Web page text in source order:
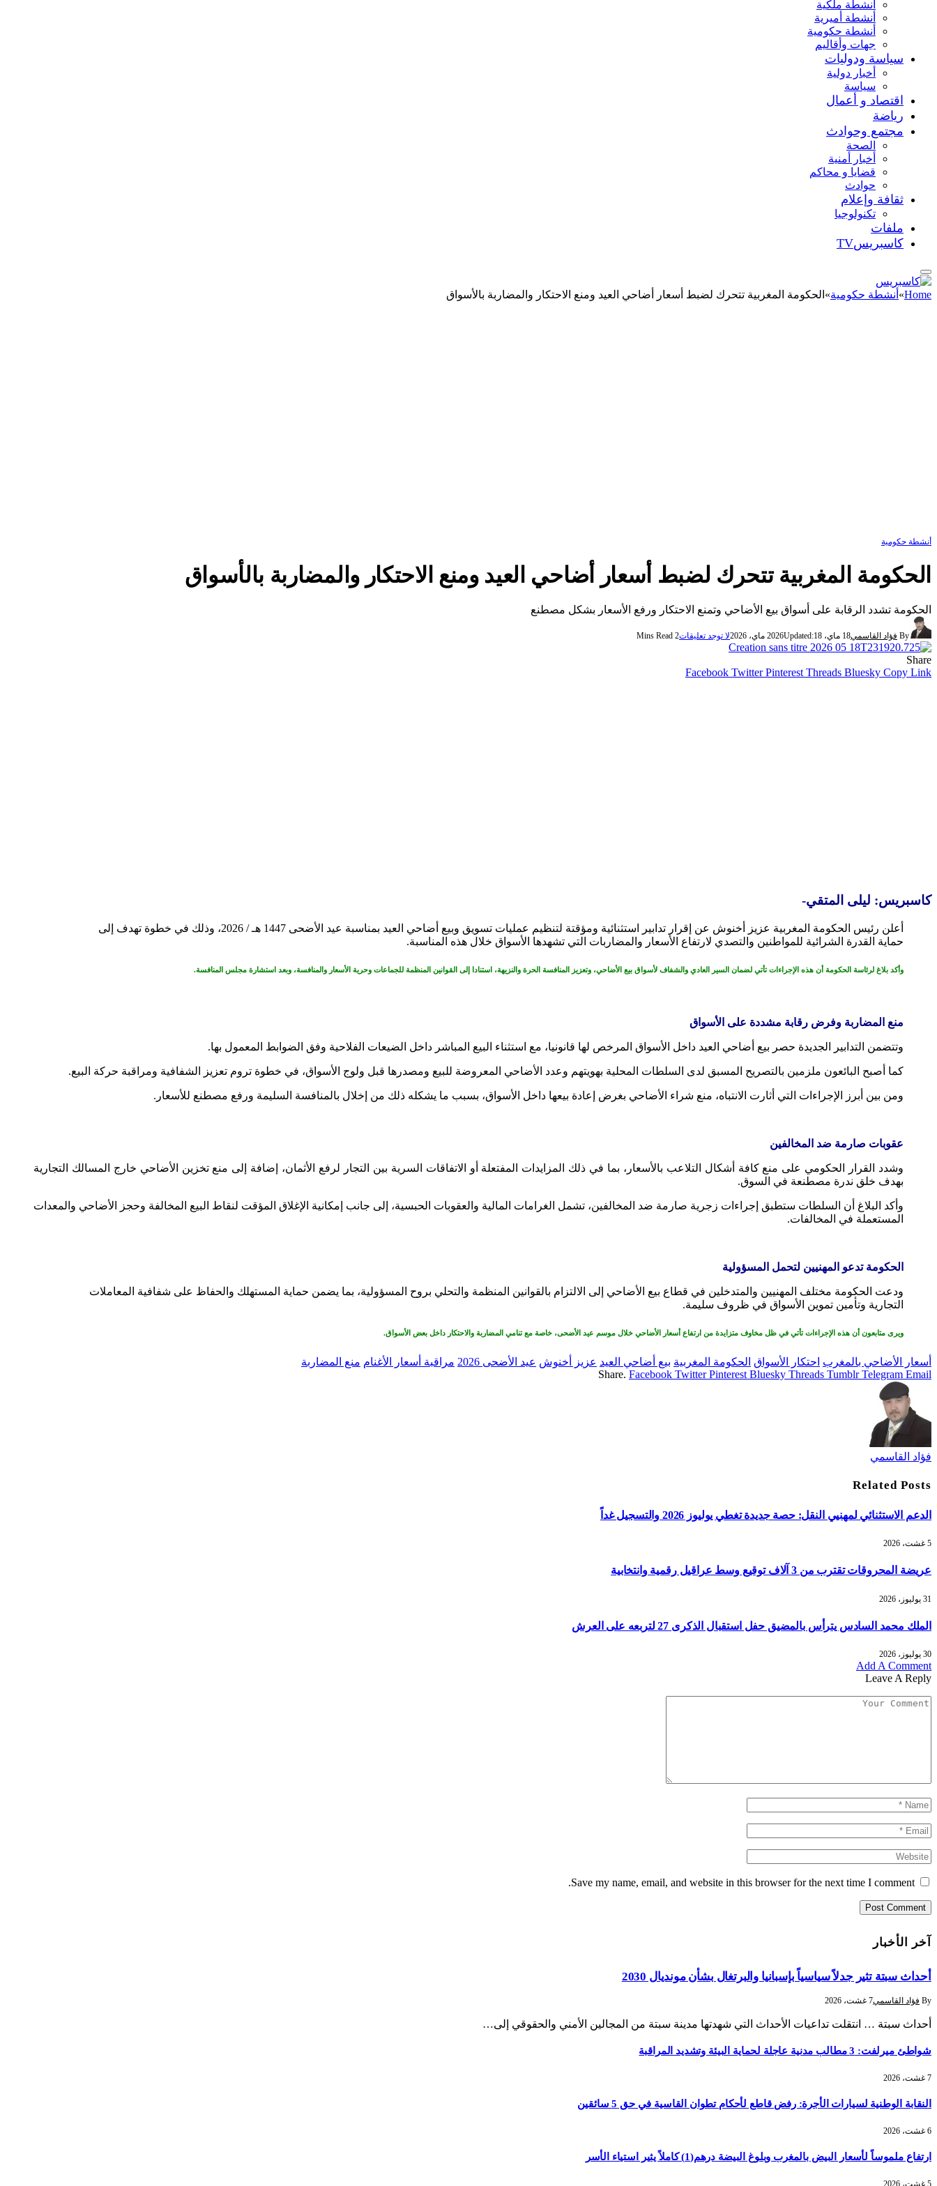
أنشطة ملكية
أنشطة أميرية
أنشطة حكومية
جهات وأقاليم
سياسة ودوليات
أخبار دولية
سياسة
اقتصاد و أعمال
رياضة
مجتمع وحوادث
الصحة
أخبار أمنية
قضايا و محاكم
حوادث
ثقافة وإعلام
تكنولوجيا
ملفات
كاسبريسTV
Home
» أنشطة حكومية» الحكومة المغربية تتحرك لضبط أسعار أضاحي العيد ومنع الاحتكار والمضاربة بالأسواق
أنشطة حكومية
الحكومة المغربية تتحرك لضبط أسعار أضاحي العيد ومنع الاحتكار والمضاربة بالأسواق
الحكومة تشدد الرقابة على أسواق بيع الأضاحي وتمنع الاحتكار ورفع الأسعار بشكل مصطنع
By فؤاد القاسمي18 ماي، 2026 Updated:18 ماي، 2026 لا توجد تعليقات2 Mins Read
Share
Facebook Twitter Pinterest Threads Bluesky Copy Link
كاسبريس: ليلى المتقي-
أعلن رئيس الحكومة المغربية عزيز أخنوش عن إقرار تدابير استثنائية ومؤقتة لتنظيم عمليات تسويق وبيع أضاحي العيد بمناسبة عيد الأضحى 1447 هـ / 2026، وذلك في خطوة تهدف إلى
حماية القدرة الشرائية للمواطنين والتصدي لارتفاع الأسعار والمضاربات التي تشهدها الأسواق خلال هذه المناسبة.
وأكد بلاغ لرئاسة الحكومة أن هذه الإجراءات تأتي لضمان السير العادي والشفاف لأسواق بيع الأضاحي، وتعزيز المنافسة الحرة والنزيهة، استنادا إلى القوانين المنظمة للجماعات وحرية الأسعار والمنافسة، وبعد استشارة مجلس المنافسة.
منع المضاربة وفرض رقابة مشددة على الأسواق
وتتضمن التدابير الجديدة حصر بيع أضاحي العيد داخل الأسواق المرخص لها قانونيا، مع استثناء البيع المباشر داخل الضيعات الفلاحية وفق الضوابط المعمول بها.
كما أصبح البائعون ملزمين بالتصريح المسبق لدى السلطات المحلية بهويتهم وعدد الأضاحي المعروضة للبيع ومصدرها قبل ولوج الأسواق، في خطوة تروم تعزيز الشفافية ومراقبة حركة البيع.
ومن بين أبرز الإجراءات التي أثارت الانتباه، منع شراء الأضاحي بغرض إعادة بيعها داخل الأسواق، بسبب ما يشكله ذلك من إخلال بالمنافسة السليمة ورفع مصطنع للأسعار.
عقوبات صارمة ضد المخالفين
وشدد القرار الحكومي على منع كافة أشكال التلاعب بالأسعار، بما في ذلك المزايدات المفتعلة أو الاتفاقات السرية بين التجار لرفع الأثمان، إضافة إلى منع تخزين الأضاحي خارج المسالك التجارية
بهدف خلق ندرة مصطنعة في السوق.
وأكد البلاغ أن السلطات ستطبق إجراءات زجرية صارمة ضد المخالفين، تشمل الغرامات المالية والعقوبات الحبسية، إلى جانب إمكانية الإغلاق المؤقت لنقاط البيع المخالفة وحجز الأضاحي والمعدات
المستعملة في المخالفات.
الحكومة تدعو المهنيين لتحمل المسؤولية
ودعت الحكومة مختلف المهنيين والمتدخلين في قطاع بيع الأضاحي إلى الالتزام بالقوانين المنظمة والتحلي بروح المسؤولية، بما يضمن حماية المستهلك والحفاظ على شفافية المعاملات
التجارية وتأمين تموين الأسواق في ظروف سليمة.
ويرى متابعون أن هذه الإجراءات تأتي في ظل مخاوف متزايدة من ارتفاع أسعار الأضاحي خلال موسم عيد الأضحى، خاصة مع تنامي المضاربة والاحتكار داخل بعض الأسواق.
أسعار الأضاحي بالمغرب احتكار الأسواق الحكومة المغربية بيع أضاحي العيد عزيز أخنوش عيد الأضحى 2026 مراقبة أسعار الأغنام منع المضاربة
Share. Facebook Twitter Pinterest Bluesky Threads Tumblr Telegram Email
فؤاد القاسمي
Related Posts
الدعم الاستثنائي لمهنيي النقل: حصة جديدة تغطي يوليوز 2026 والتسجيل غداً
5 غشت، 2026
عريضة المحروقات تقترب من 3 آلاف توقيع وسط عراقيل رقمية وانتخابية
31 يوليوز، 2026
الملك محمد السادس يترأس بالمضيق حفل استقبال الذكرى 27 لتربعه على العرش
30 يوليوز، 2026
Add A Comment
Leave A Reply
Save my name, email, and website in this browser for the next time I comment.
آخر الأخبار
أحداث سبتة تثير جدلاً سياسياً بإسبانيا والبرتغال بشأن مونديال 2030
By فؤاد القاسمي7 غشت، 2026
أحداث سبتة … انتقلت تداعيات الأحداث التي شهدتها مدينة سبتة من المجالين الأمني والحقوقي إلى…
شواطئ ميرلفت: 3 مطالب مدنية عاجلة لحماية البيئة وتشديد المراقبة
7 غشت، 2026
النقابة الوطنية لسيارات الأجرة: رفض قاطع لأحكام تطوان القاسية في حق 5 سائقين
6 غشت، 2026
ارتفاع ملموساً لأسعار البيض بالمغرب وبلوغ البيضة درهم(1) كاملاً يثير استياء الأسر
5 غشت، 2026